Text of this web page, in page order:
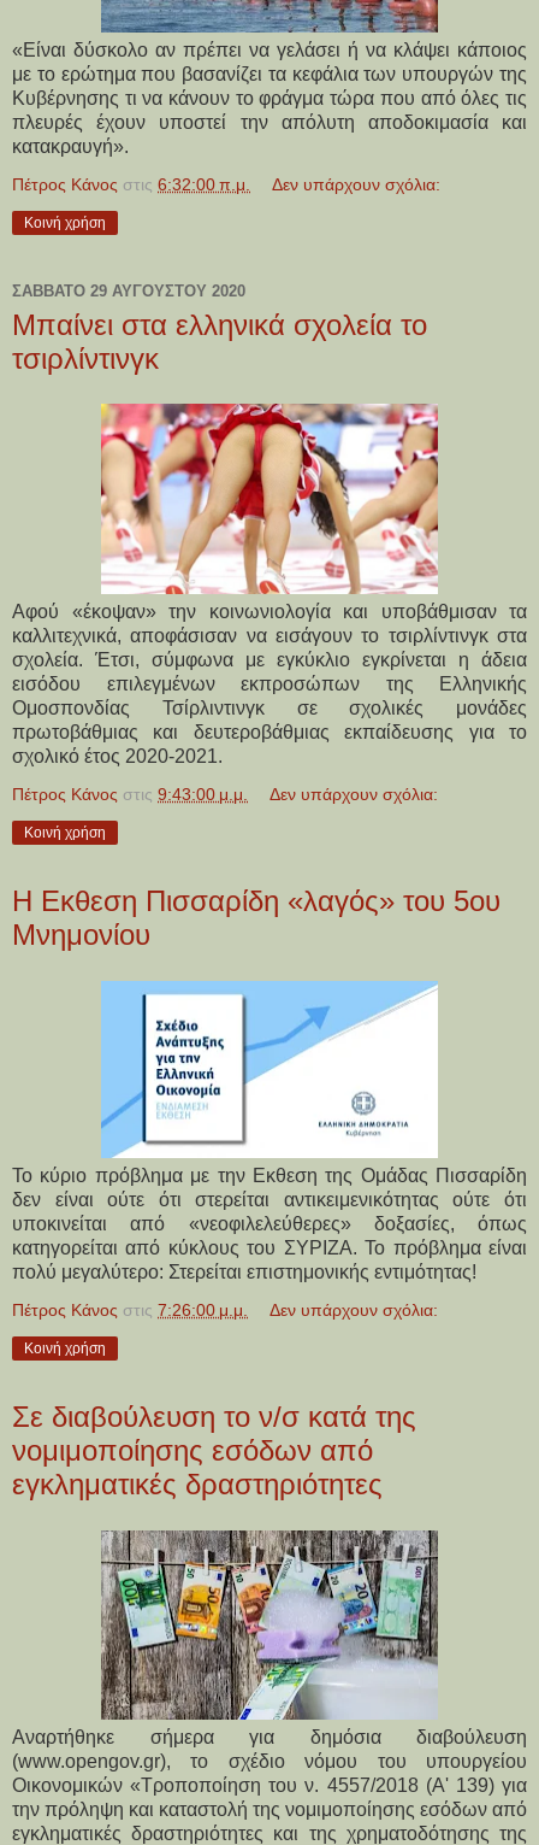
«Είναι δύσκολο αν πρέπει να γελάσει ή να κλάψει κάποιος
με το ερώτημα που βασανίζει τα κεφάλια των υπουργών της
Κυβέρνησης τι να κάνουν το φράγμα τώρα που από όλες τις
πλευρές έχουν υποστεί την απόλυτη αποδοκιμασία και
κατακραυγή».
Πέτρος Κάνος στις 6:32:00 π.μ. Δεν υπάρχουν σχόλια:
Κοινή χρήση
ΣΆΒΒΑΤΟ 29 ΑΥΓΟΎΣΤΟΥ 2020
Μπαίνει στα ελληνικά σχολεία το
τσιρλίντινγκ
Αφού «έκοψαν» την κοινωνιολογία και υποβάθμισαν τα
καλλιτεχνικά, αποφάσισαν να εισάγουν το τσιρλίντινγκ στα
σχολεία. Έτσι, σύμφωνα με εγκύκλιο εγκρίνεται η άδεια
εισόδου επιλεγμένων εκπροσώπων της Ελληνικής
Ομοσπονδίας Τσίρλιντινγκ σε σχολικές μονάδες
πρωτοβάθμιας και δευτεροβάθμιας εκπαίδευσης για το
σχολικό έτος 2020-2021.
Πέτρος Κάνος στις 9:43:00 μ.μ. Δεν υπάρχουν σχόλια:
Κοινή χρήση
H Εκθεση Πισσαρίδη «λαγός» του 5ου
Μνημονίου
Το κύριο πρόβλημα με την Εκθεση της Ομάδας Πισσαρίδη
δεν είναι ούτε ότι στερείται αντικειμενικότητας ούτε ότι
υποκινείται από «νεοφιλελεύθερες» δοξασίες, όπως
κατηγορείται από κύκλους του ΣΥΡΙΖΑ. Το πρόβλημα είναι
πολύ μεγαλύτερο: Στερείται επιστημονικής εντιμότητας!
Πέτρος Κάνος στις 7:26:00 μ.μ. Δεν υπάρχουν σχόλια:
Κοινή χρήση
Σε διαβούλευση το ν/σ κατά της
νομιμοποίησης εσόδων από
εγκληματικές δραστηριότητες
Αναρτήθηκε σήμερα για δημόσια διαβούλευση
(www.opengov.gr), το σχέδιο νόμου του υπουργείου
Οικονομικών «Τροποποίηση του ν. 4557/2018 (Α' 139) για
την πρόληψη και καταστολή της νομιμοποίησης εσόδων από
εγκληματικές δραστηριότητες και της χρηματοδότησης της